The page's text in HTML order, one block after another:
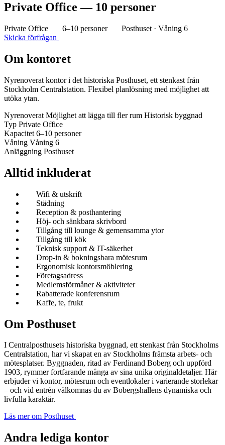
Private Office — 10 personer
Private Office 6–10 personer
Posthuset · Våning 6
Skicka förfrågan
Om kontoret
Nyrenoverat kontor i det historiska Posthuset, ett stenkast från
Stockholm Centralstation. Flexibel planlösning med möjlighet att
utöka ytan.
Nyrenoverat Möjlighet att lägga till fler rum Historisk byggnad
Typ Private Office
Kapacitet 6–10 personer
Våning Våning 6
Anläggning Posthuset
Alltid inkluderat
Wifi & utskrift
Städning
Reception & posthantering
Höj- och sänkbara skrivbord
Tillgång till lounge & gemensamma ytor
Tillgång till kök
Teknisk support & IT-säkerhet
Drop-in & bokningsbara mötesrum
Ergonomisk kontorsmöblering
Företagsadress
Medlemsförmåner & aktiviteter
Rabatterade konferensrum
Kaffe, te, frukt
Om Posthuset
I Centralposthusets historiska byggnad, ett stenkast från Stockholms
Centralstation, har vi skapat en av Stockholms främsta arbets- och
mötesplatser. Byggnaden, ritad av Ferdinand Boberg och uppförd
1903, rymmer fortfarande många av sina unika originaldetaljer. Här
erbjuder vi kontor, mötesrum och eventlokaler i varierande storlekar
– och vid entrén välkomnas du av Bobergshallens dynamiska och
livfulla karaktär.
Läs mer om Posthuset
Andra lediga kontor